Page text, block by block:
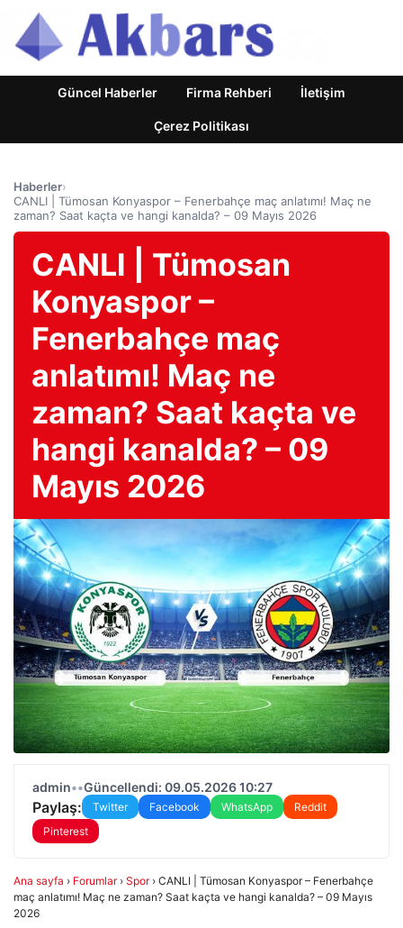
Güncel Haberler Firma Rehberi İletişim
Çerez Politikası
Haberler›
CANLI | Tümosan Konyaspor – Fenerbahçe maç anlatımı! Maç ne
zaman? Saat kaçta ve hangi kanalda? – 09 Mayıs 2026
CANLI | Tümosan
Konyaspor –
Fenerbahçe maç
anlatımı! Maç ne
zaman? Saat kaçta ve
hangi kanalda? – 09
Mayıs 2026
admin••Güncellendi: 09.05.2026 10:27
Paylaş: Twitter Facebook WhatsApp
Reddit
Pinterest
Ana sayfa › Forumlar › Spor › CANLI | Tümosan Konyaspor – Fenerbahçe
maç anlatımı! Maç ne zaman? Saat kaçta ve hangi kanalda? – 09 Mayıs
2026